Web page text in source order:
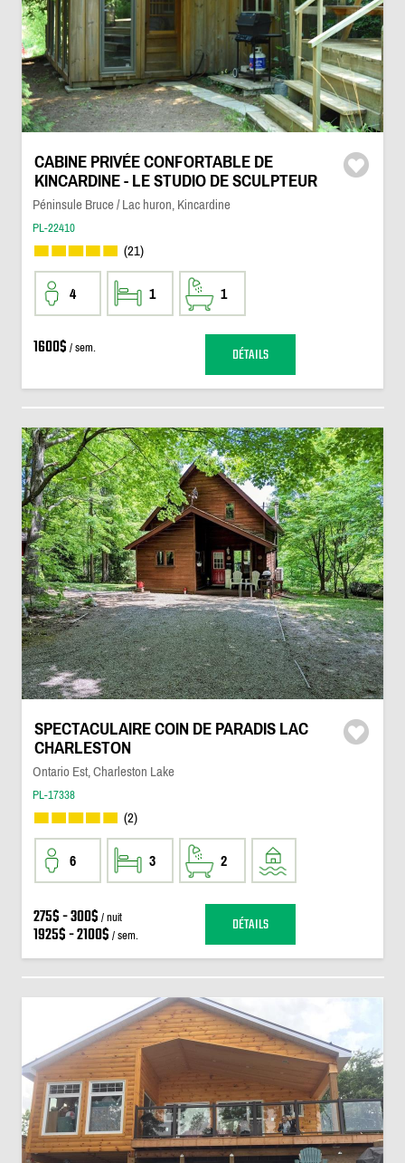
CABINE PRIVÉE CONFORTABLE DE
KINCARDINE - LE STUDIO DE SCULPTEUR
Péninsule Bruce / Lac huron, Kincardine
PL-22410
(21)
4 1 1
1600$ / sem. DÉTAILS
SPECTACULAIRE COIN DE PARADIS LAC
CHARLESTON
Ontario Est, Charleston Lake
PL-17338
(2)
6 3 2
275$ - 300$ / nuit
1925$ - 2100$ / sem. DÉTAILS